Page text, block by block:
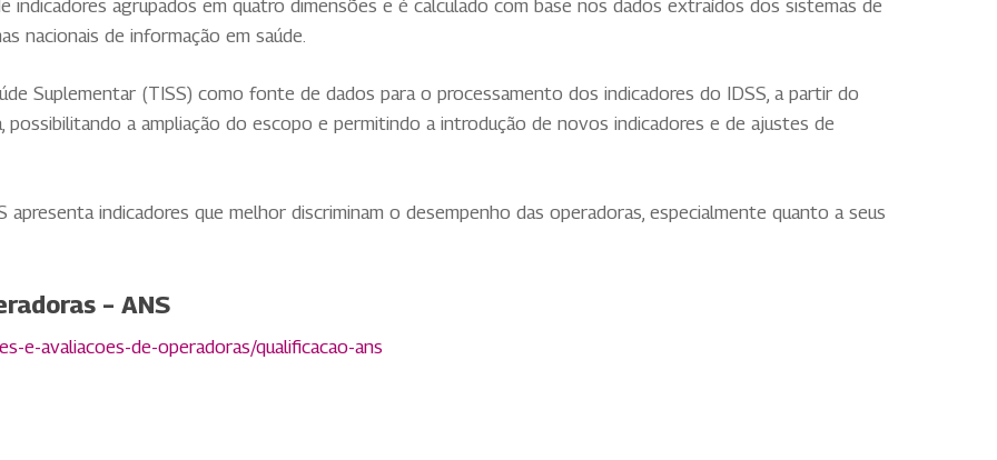
agrupados em quatro dimensões e é calculado com base nos dados extraídos dos sistemas de
nacionais de informação em saúde.
Suplementar (TISS) como fonte de dados para o processamento dos indicadores do IDSS, a partir do
a ampliação do escopo e permitindo a introdução de novos indicadores e de ajustes de
indicadores que melhor discriminam o desempenho das operadoras, especialmente quanto a seus
– ANS
e-avaliacoes-de-operadoras/qualificacao-ans